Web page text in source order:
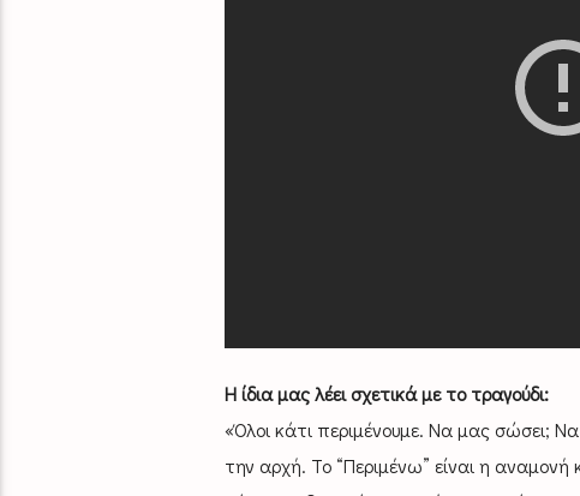
Η ίδια μας λέει σχετικά με το τραγούδι:
«Όλοι κάτι περιμένουμε. Να μας σώσει;
την αρχή. Το “Περιμένω” είναι η